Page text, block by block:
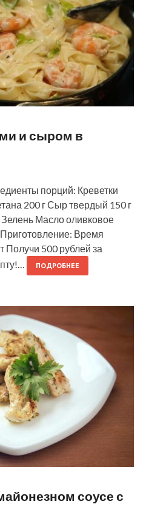
и сыром в
порций: Креветки
200 г Сыр твердый 150 г
Масло оливковое
Время
Получи 500 рублей за
ПОДРОБНЕЕ
соусе с